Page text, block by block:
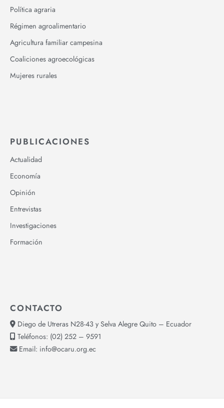
Política agraria
Régimen agroalimentario
Agricultura familiar campesina
Coaliciones agroecológicas
Mujeres rurales
PUBLICACIONES
Actualidad
Economía
Opinión
Entrevistas
Investigaciones
Formación
CONTACTO
Diego de Utreras N28-43 y Selva Alegre Quito – Ecuador
Teléfonos: (02) 252 – 9591
Email: info@ocaru.org.ec